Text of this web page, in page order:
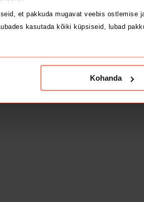
et pakkuda mugavat veebis ostlemise
kasutada kõiki küpsiseid, lubad
Kohanda